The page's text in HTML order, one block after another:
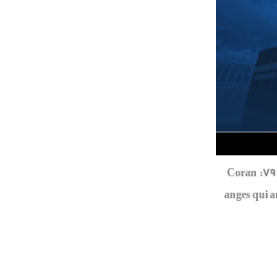
Coran
anges qui